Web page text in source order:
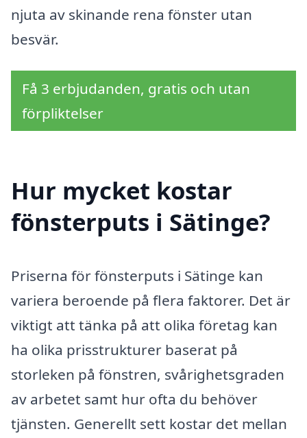
njuta av skinande rena fönster utan
besvär.
Få 3 erbjudanden, gratis och utan
förpliktelser
Hur mycket kostar
fönsterputs i Sätinge?
Priserna för fönsterputs i Sätinge kan
variera beroende på flera faktorer. Det är
viktigt att tänka på att olika företag kan
ha olika prisstrukturer baserat på
storleken på fönstren, svårighetsgraden
av arbetet samt hur ofta du behöver
tjänsten. Generellt sett kostar det mellan